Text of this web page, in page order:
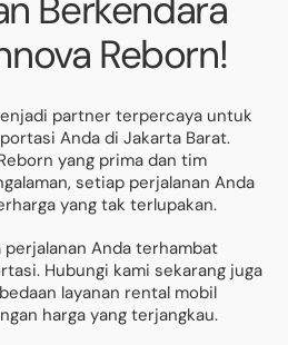
Reborn!
partner terpercaya untuk
Anda di Jakarta Barat.
yang prima dan tim
setiap perjalanan Anda
yang tak terlupakan.
Anda terhambat
Hubungi kami sekarang juga
layanan rental mobil
harga yang terjangkau.